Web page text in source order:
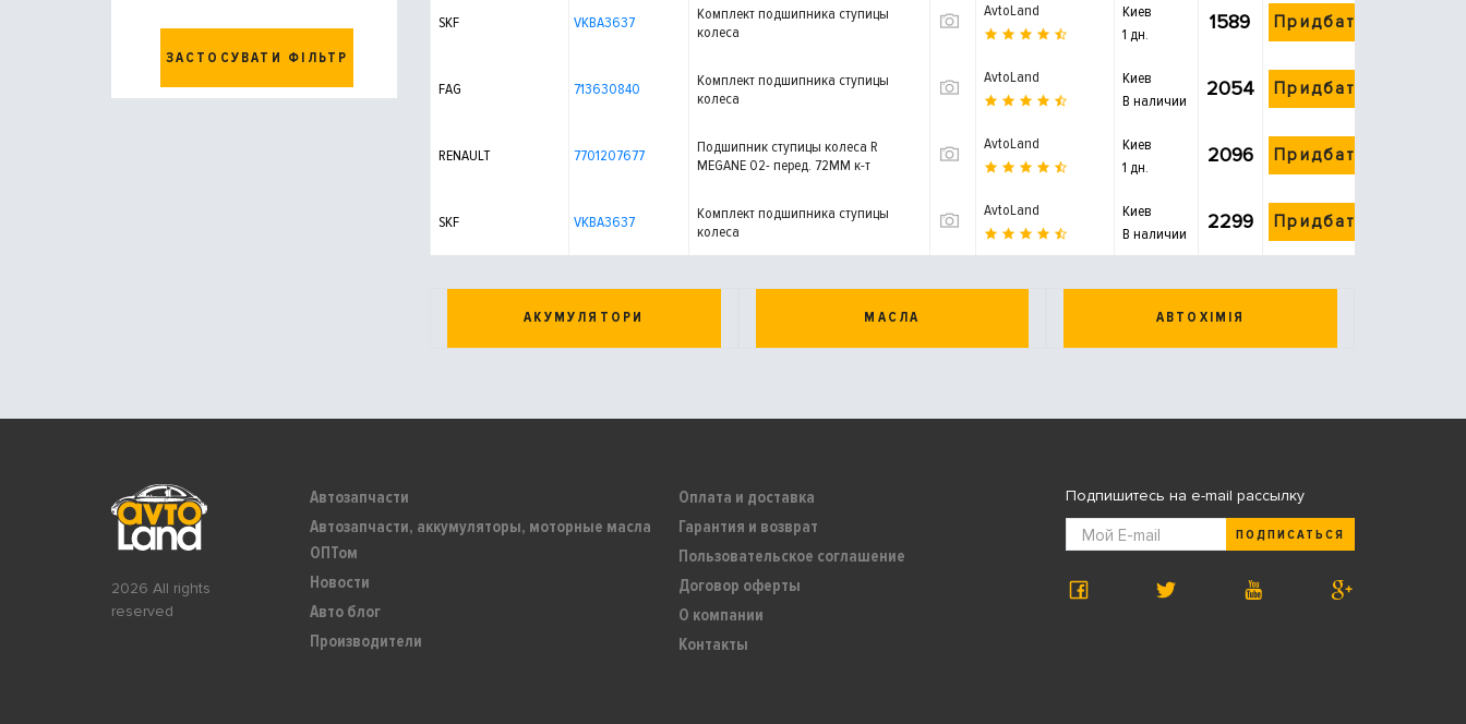
ЗАСТОСУВАТИ ФІЛЬТР
SKF VKBA3637
Комплект подшипника ступицы
колеса
AvtoLand
Киев
1 дн.
1589 Придбати
FAG 713630840
Комплект подшипника ступицы
колеса
AvtoLand
Киев
В наличии
2054 Придбати
RENAULT 7701207677
Подшипник ступицы колеса R
MEGANE 02- перед. 72MM к-т
AvtoLand
Киев
1 дн.
2096 Придбати
SKF VKBA3637
Комплект подшипника ступицы
колеса
AvtoLand
Киев
В наличии
2299 Придбати
АКУМУЛЯТОРИ МАСЛА АВТОХІМІЯ
2026 All rights
reserved
Автозапчасти
Автозапчасти, аккумуляторы, моторные масла
ОПТом
Новости
Авто блог
Производители
Оплата и доставка
Гарантия и возврат
Пользовательское соглашение
Договор оферты
О компании
Контакты
Подпишитесь на e-mail рассылку
ПОДПИСАТЬСЯ